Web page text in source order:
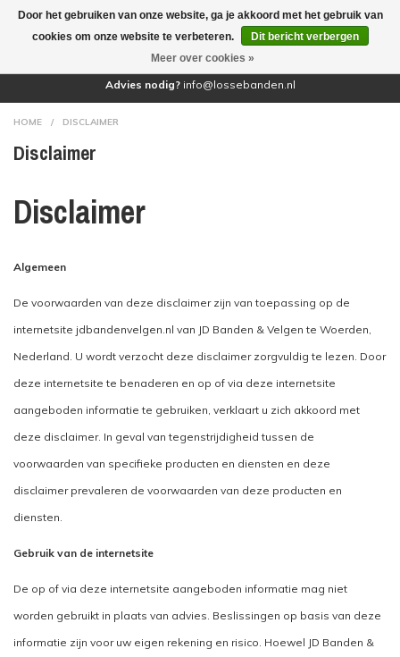
(0)
Advies nodig? info@lossebanden.nl
HOME / DISCLAIMER
Disclaimer
Disclaimer
Algemeen
De voorwaarden van deze disclaimer zijn van toepassing op de
internetsite jdbandenvelgen.nl van JD Banden & Velgen te Woerden,
Nederland. U wordt verzocht deze disclaimer zorgvuldig te lezen. Door
deze internetsite te benaderen en op of via deze internetsite
aangeboden informatie te gebruiken, verklaart u zich akkoord met
deze disclaimer. In geval van tegenstrijdigheid tussen de
voorwaarden van specifieke producten en diensten en deze
disclaimer prevaleren de voorwaarden van deze producten en
diensten.
Gebruik van de internetsite
De op of via deze internetsite aangeboden informatie mag niet
worden gebruikt in plaats van advies. Beslissingen op basis van deze
informatie zijn voor uw eigen rekening en risico. Hoewel JD Banden &
Door het gebruiken van onze website, ga je akkoord met het gebruik van
cookies om onze website te verbeteren.
Dit bericht verbergen
Meer over cookies »